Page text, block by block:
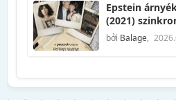
Epstein
(2021)
epizód
bởi Balage,